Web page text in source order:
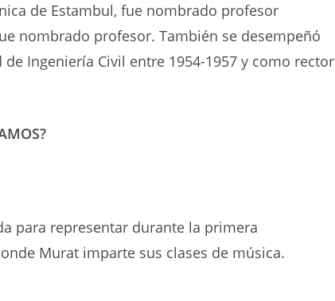
de Estambul, fue nombrado profesor
nombrado profesor. También se desempeñó
Ingeniería Civil entre 1954-1957 y como rector
para representar durante la primera
Murat imparte sus clases de música.